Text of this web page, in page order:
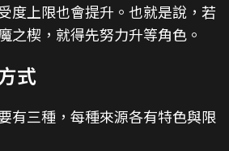
度上限也會提升。也就是說，若
之楔，就得先努力升等角色。
式
有三種，每種來源各有特色與限